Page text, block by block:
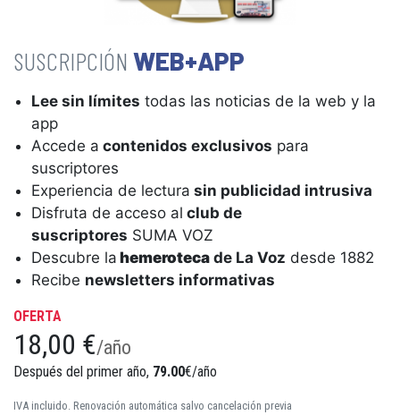
WEB+APP
Lee sin límites todas las noticias de la web y la
app
Accede a contenidos exclusivos para
suscriptores
Experiencia de lectura sin publicidad intrusiva
Disfruta de acceso al club de
suscriptores SUMA VOZ
Descubre la hemeroteca de La Voz desde 1882
Recibe newsletters informativas
OFERTA
18,00 €/año
Después del primer año, 79.00€/año
IVA incluido. Renovación automática salvo cancelación previa